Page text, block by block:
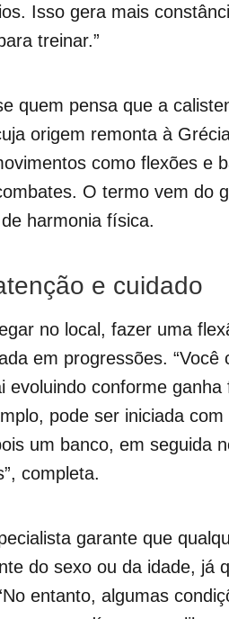
Isso gera mais
treinar.”
quem pensa que a
origem remonta à
como flexões e
O termo vem do
harmonia física.
e cuidado
no local, fazer uma
em progressões.
evoluindo conforme
pode ser iniciada
um banco, em seguida
completa.
garante que
do sexo ou da idade, já
entanto, algumas